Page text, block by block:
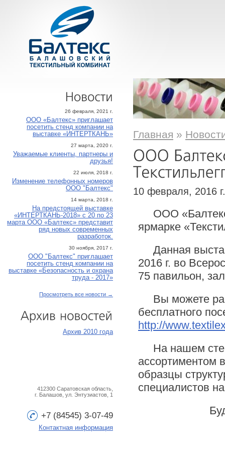
26 февраля, 2021 г.
ООО «Балтекс» приглашает
посетить стенд компании на
выставке «ИНТЕРТКАНЬ»
27 марта, 2020 г.
Уважаемые клиенты, партнеры и
друзья!
22 июля, 2018 г.
Изменение телефонных номеров
ООО "Балтекс"
14 марта, 2018 г.
На предстоящей выставке
«ИНТЕРТКАНЬ-2018» с 20 по 23
марта ООО «Балтекс» представит
ряд новых современных
разработок.
30 ноября, 2017 г.
ООО "Балтекс" приглашает
посетить стенд компании на
выставке «Безопасность и охрана
труда - 2017»
Просмотреть все новости →
Архив 2010 года
412300 Саратовская область,
г. Балашов, ул. Энтузиастов, 1
+7 (84545) 3-07-49
Контактная информация
Главная »
10 февраля, 2016 г.
ООО
ярмарке
Данная
2016 г. во
75 павильон,
Вы можете
бесплатного
http://
На нашем
ассортиментом
образцы
специалистов